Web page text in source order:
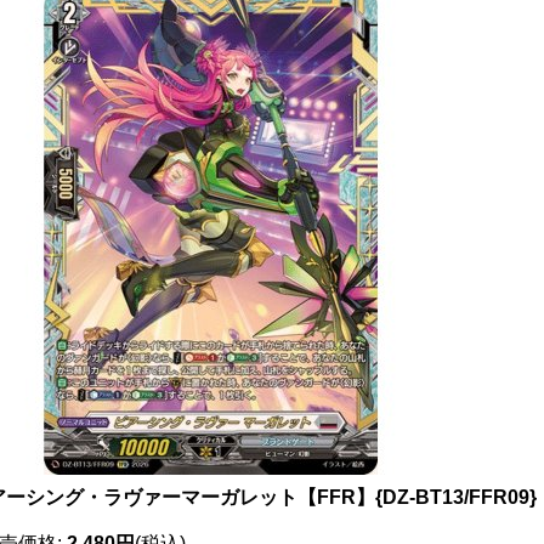
ーシング・ラヴァーマーガレット【FFR】{DZ-BT13/FFR09}